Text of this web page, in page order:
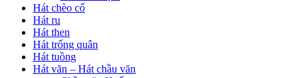
Hát chèo cổ
Hát ru
Hát then
Hát trống quân
Hát tuồng
Hát văn – Hát chầu văn